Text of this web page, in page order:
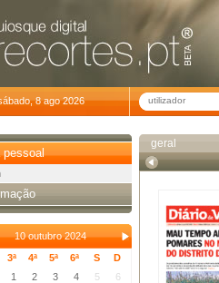
8 ago 2026
pessoal
10 outubro 2024
3ª 4ª 5ª 6ª S
D
1
2 3 4 5
6
geral